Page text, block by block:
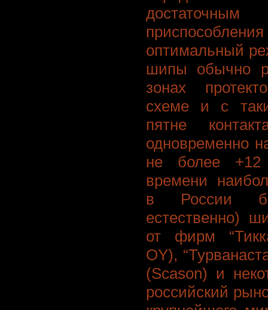
достаточным
оптимальный
шипы обычно
зонах
схеме и с
пятне
одновременно
не более +12
времени
в России
естественно)
от фирм
OY),
(Scason) и
российский